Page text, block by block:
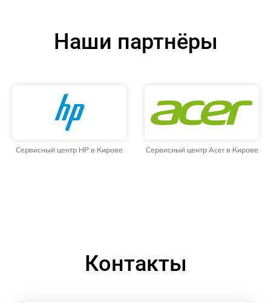
Наши партнёры
Сервисный центр HP в Кирове Сервисный центр Acer в Кирове
Контакты